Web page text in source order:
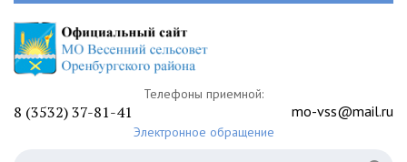
Телефоны приемной:
8 (3532) 37-81-41 mo-vss@mail.ru
Электронное обращение